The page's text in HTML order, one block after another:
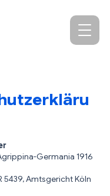
Germania 1916
5439, Amtsgericht Köln